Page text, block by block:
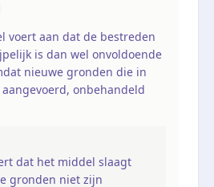
voert aan dat de bestreden
is dan wel onvoldoende
nieuwe gronden die in
onbehandeld
dat het middel slaagt
gronden niet zijn